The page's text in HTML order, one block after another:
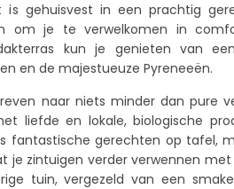
is gehuisvest in een prachtig
om je te verwelkomen in
kun je genieten van
en de majestueuze Pyreneeën.
naar niets minder dan pure
liefde en lokale, biologische
fantastische gerechten op tafel,
je zintuigen verder verwennen
tuin, vergezeld van een